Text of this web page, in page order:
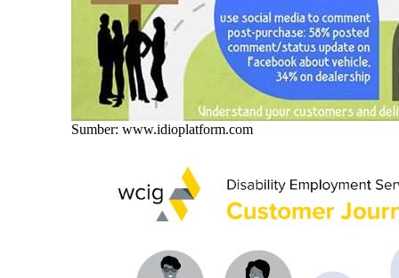
Sumber: www.idioplatform.com